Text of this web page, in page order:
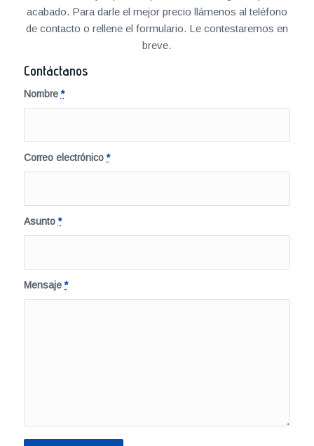
acabado. Para darle el mejor precio llámenos al teléfono
de contacto o rellene el formulario. Le contestaremos en
breve.
Contáctanos
Nombre*
Correo electrónico*
Asunto*
Mensaje*